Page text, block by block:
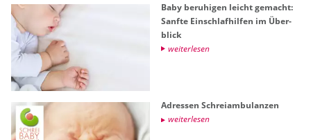
Baby be­ru­hi­gen leicht ge­macht:
Sanf­te Ein­schlaf­hil­fen im Über­
blick
wei­ter­le­sen
Adres­sen Schrei­am­bu­lan­zen
wei­ter­le­sen